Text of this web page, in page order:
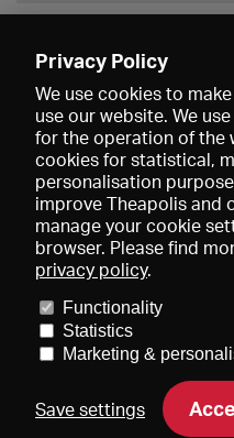
Données médiatiques
Conditions générales de
Contact
Privacy Policy
We use cookies to
use our website. We
for the operation of the
cookies for statistical,
personalisation
improve Theapolis and
manage your cookie
browser. Please find
privacy policy.
Functionality
Statistics
Marketing &
Save settings